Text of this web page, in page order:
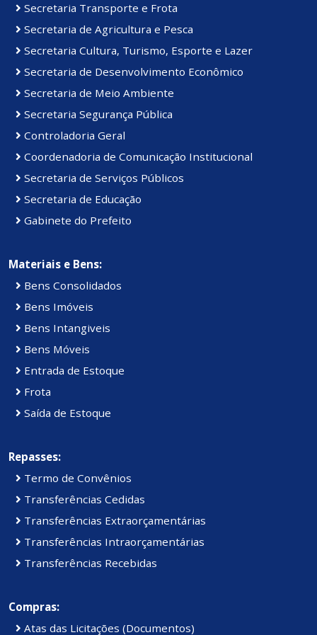
Secretaria Transporte e Frota
Secretaria de Agricultura e Pesca
Secretaria Cultura, Turismo, Esporte e Lazer
Secretaria de Desenvolvimento Econômico
Secretaria de Meio Ambiente
Secretaria Segurança Pública
Controladoria Geral
Coordenadoria de Comunicação Institucional
Secretaria de Serviços Públicos
Secretaria de Educação
Gabinete do Prefeito
Materiais e Bens:
Bens Consolidados
Bens Imóveis
Bens Intangiveis
Bens Móveis
Entrada de Estoque
Frota
Saída de Estoque
Repasses:
Termo de Convênios
Transferências Cedidas
Transferências Extraorçamentárias
Transferências Intraorçamentárias
Transferências Recebidas
Compras:
Atas das Licitações (Documentos)